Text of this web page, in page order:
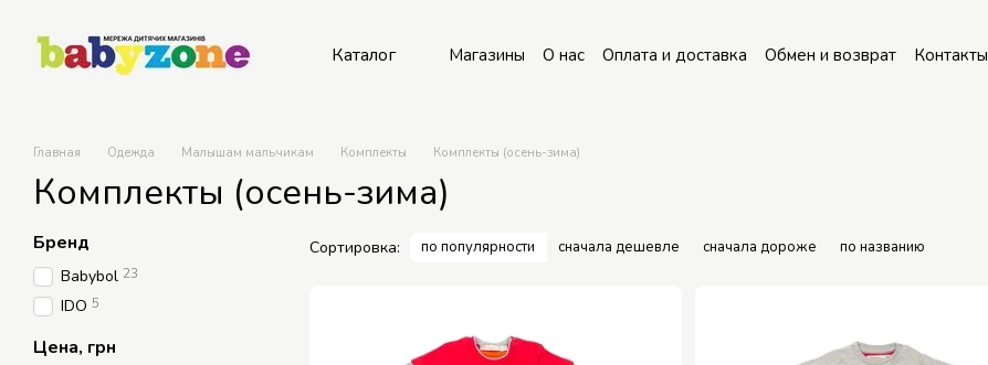
Каталог Магазины О нас Оплата и доставка Обмен и возврат Контакты
Главная Одежда Малышам мальчикам Комплекты Комплекты (осень-зима)
Комплекты (осень-зима)
Сортировка: по популярности сначала дешевле сначала дороже по названию
Бренд
Babybol 23
IDO 5
Цена, грн